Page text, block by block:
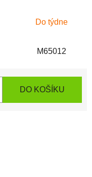
Do týdne
M65012
DO KOŠÍKU